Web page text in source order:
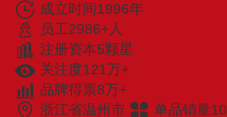
成立时间1996年
员工2986+人
注册资本5颗星
关注度121万+
品牌得票8万+
浙江省温州市
单品销量